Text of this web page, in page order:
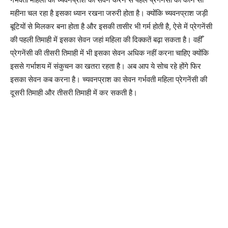
महीना चल रहा है इसका ध्यान रखना जरुरी होता है। क्योंकि च्यवनप्राश जड़ी
बूटियों से मिलकर बना होता है और इसकी तासीर भी गर्म होती है, ऐसे में प्रेगनेंसी
की पहली तिमाही में इसका सेवन जहां महिला की दिक्कतें बढ़ा सकता है। वहीँ
प्रेगनेंसी की तीसरी तिमाही में भी इसका सेवन अधिक नहीं करना चाहिए क्योंकि
इससे गर्भाशय में संकुचन का खतरा रहता है। अब आप ये सोच रहे होंगे फिर
इसका सेवन कब करना है। च्यवनप्राश का सेवन गर्भवती महिला प्रेगनेंसी की
दूसरी तिमाही और तीसरी तिमाही में कर सकती है।